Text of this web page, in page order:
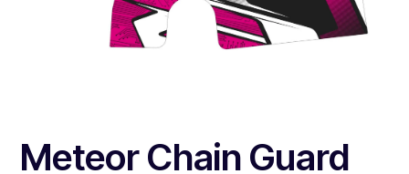
Meteor Chain Guard